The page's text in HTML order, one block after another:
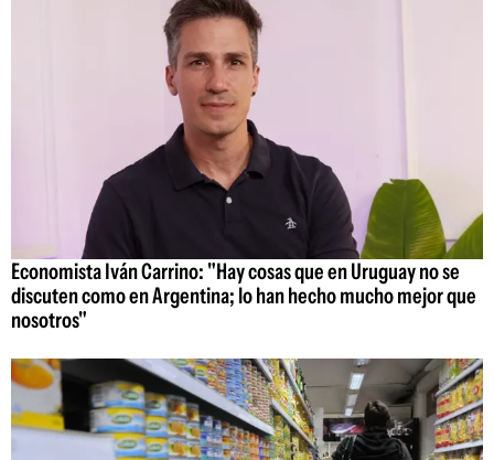
Economista Iván Carrino: "Hay cosas que en Uruguay no se
discuten como en Argentina; lo han hecho mucho mejor que
nosotros"